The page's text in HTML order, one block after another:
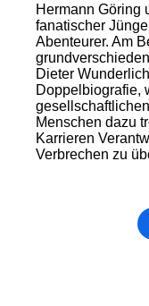
Hermann Göring
fanatischer
Abenteurer. Am
Dieter
Doppelbiografie,
Menschen dazu
Karrieren
Verbrechen zu